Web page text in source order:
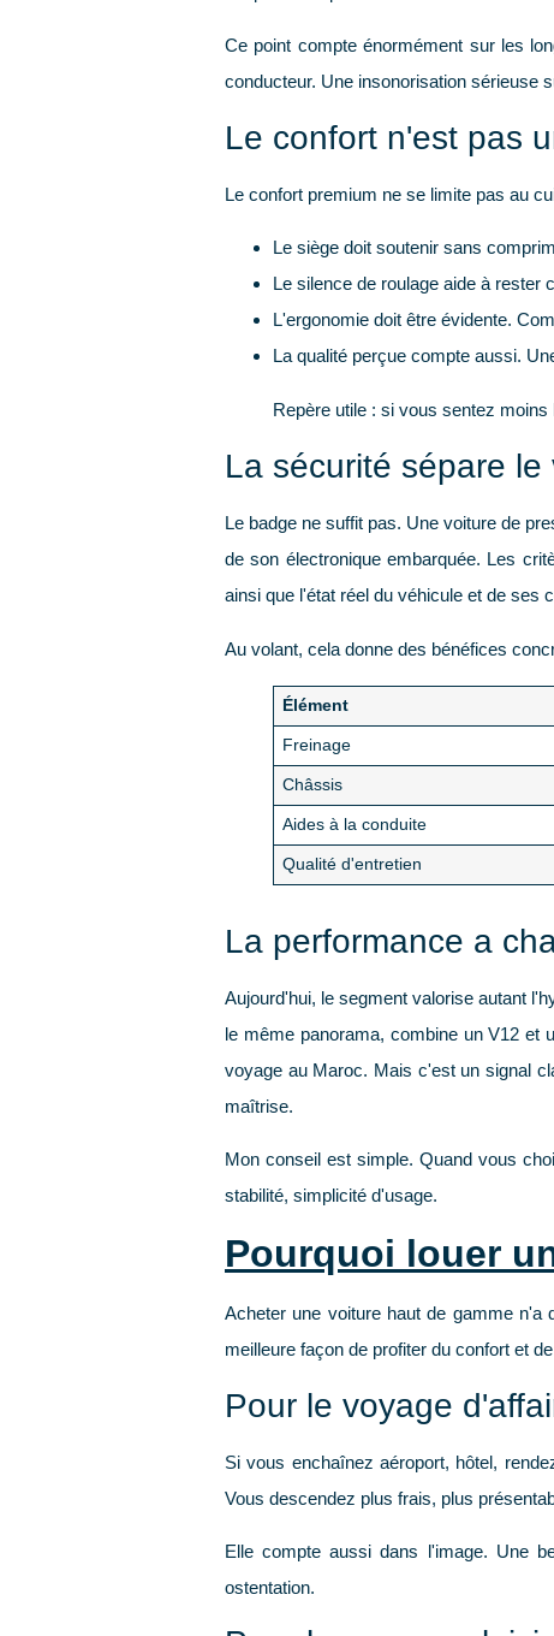
Ce point compte énormément sur les
conducteur. Une insonorisation sérieuse
Le confort n'est pas
Le confort premium ne se limite pas au
Le siège doit soutenir sans
Le silence de roulage aide à rester
L'ergonomie doit être évidente.
La qualité perçue compte aussi.
Repère utile : si vous sentez moins
La sécurité sépare
Le badge ne suffit pas. Une voiture de
de son électronique embarquée. Les
ainsi que l'état réel du véhicule et de ses
Au volant, cela donne des bénéfices
Élément
Freinage
Châssis
Aides à la conduite
Qualité d'entretien
La performance a
Aujourd'hui, le segment valorise autant
le même panorama, combine un V12 et
voyage au Maroc. Mais c'est un signal
maîtrise.
Mon conseil est simple. Quand vous
stabilité, simplicité d'usage.
Pourquoi louer
Acheter une voiture haut de gamme n'a
meilleure façon de profiter du confort et
Pour le voyage
Si vous enchaînez aéroport, hôtel,
Vous descendez plus frais, plus
Elle compte aussi dans l'image. Une
ostentation.